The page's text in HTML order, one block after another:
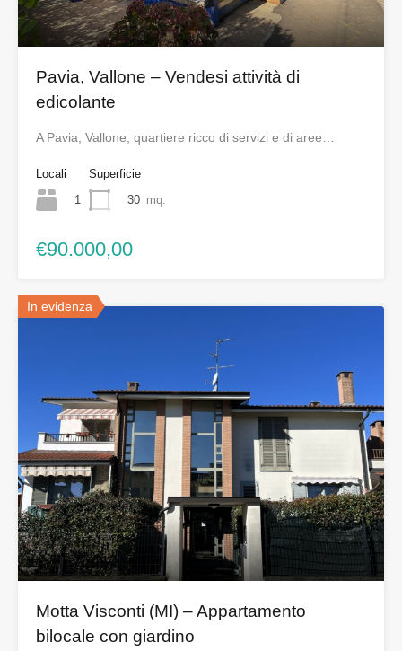
Pavia, Vallone – Vendesi attività di
edicolante
A Pavia, Vallone, quartiere ricco di servizi e di aree…
Locali
1
Superficie
30 mq.
€90.000,00
In evidenza
Motta Visconti (MI) – Appartamento
bilocale con giardino